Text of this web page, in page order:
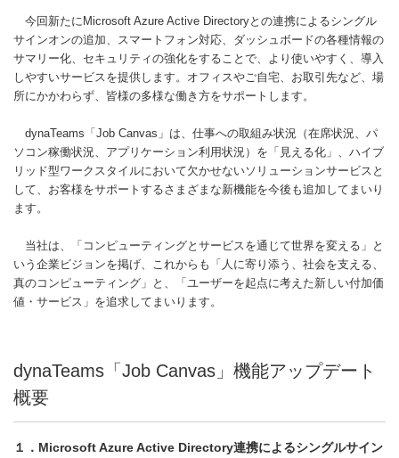
今回新たにMicrosoft Azure Active Directoryとの連携によるシングル
サインオンの追加、スマートフォン対応、ダッシュボードの各種情報の
サマリー化、セキュリティの強化をすることで、より使いやすく、導入
しやすいサービスを提供します。オフィスやご自宅、お取引先など、場
所にかかわらず、皆様の多様な働き方をサポートします。
dynaTeams「Job Canvas」は、仕事への取組み状況（在席状況、パ
ソコン稼働状況、アプリケーション利用状況）を「見える化」、ハイブ
リッド型ワークスタイルにおいて欠かせないソリューションサービスと
して、お客様をサポートするさまざまな新機能を今後も追加してまいり
ます。
当社は、「コンピューティングとサービスを通じて世界を変える」と
いう企業ビジョンを掲げ、これからも「人に寄り添う、社会を支える、
真のコンピューティング」と、「ユーザーを起点に考えた新しい付加価
値・サービス」を追求してまいります。
dynaTeams「Job Canvas」機能アップデート
概要
１．Microsoft Azure Active Directory連携によるシングルサイン